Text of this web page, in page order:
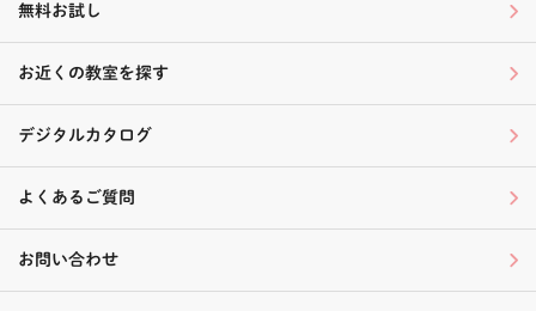
無料お試し
お近くの教室を探す
デジタルカタログ
よくあるご質問
お問い合わせ